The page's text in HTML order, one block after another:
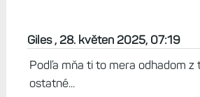
Giles , 28. květen 2025, 07:19
Podľa mňa ti to mera odhadom z
ostatné...